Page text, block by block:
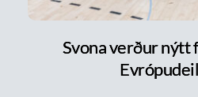
Svona verður nýtt